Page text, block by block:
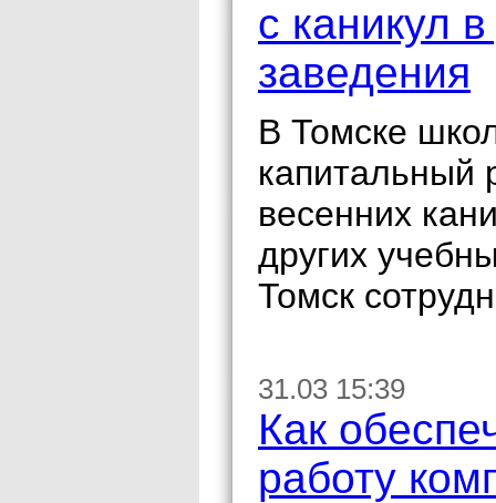
с каникул
заведения
В Томске
капитальный
весенних
других
Томск
31.03 15:39
Как
работу